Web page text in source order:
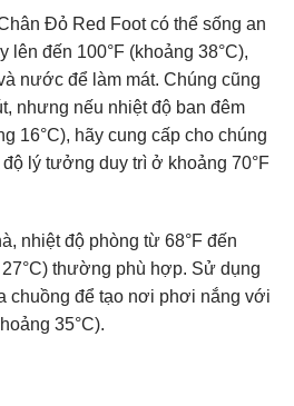
Đỏ Red Foot có thể sống an
lên đến 100°F (khoảng 38°C),
nước để làm mát. Chúng cũng
nhưng nếu nhiệt độ ban đêm
16°C), hãy cung cấp cho chúng
lý tưởng duy trì ở khoảng 70°F
nhiệt độ phòng từ 68°F đến
27°C) thường phù hợp. Sử dụng
chuồng để tạo nơi phơi nắng với
35°C).